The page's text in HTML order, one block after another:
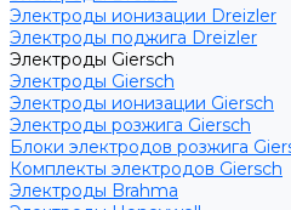
Электроды ионизации Dreizler
Электроды поджига Dreizler
Электроды Giersch
Электроды Giersch
Электроды ионизации Giersch
Электроды розжига Giersch
Блоки электродов розжига
Комплекты электродов Giersch
Электроды Brahma